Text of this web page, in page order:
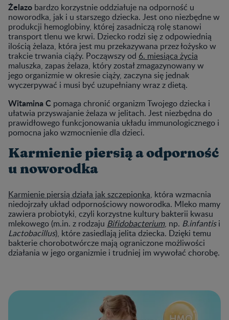
Żelazo bardzo korzystnie oddziałuje na odporność u
noworodka, jak i u starszego dziecka. Jest ono niezbędne w
produkcji hemoglobiny, której zasadniczą rolę stanowi
transport tlenu we krwi. Dziecko rodzi się z odpowiednią
ilością żelaza, która jest mu przekazywana przez łożysko w
trakcie trwania ciąży. Począwszy od 6. miesiąca życia
maluszka, zapas żelaza, który został zmagazynowany w
jego organizmie w okresie ciąży, zaczyna się jednak
wyczerpywać i musi być uzupełniany wraz z dietą.
Witamina C pomaga chronić organizm Twojego dziecka i
ułatwia przyswajanie żelaza w jelitach. Jest niezbędna do
prawidłowego funkcjonowania układu immunologicznego i
pomocna jako wzmocnienie dla dzieci.
Karmienie piersią a odporność
u noworodka
Karmienie piersią działa jak szczepionka, która wzmacnia
niedojrzały układ odpornościowy noworodka. Mleko mamy
zawiera probiotyki, czyli korzystne kultury bakterii kwasu
mlekowego (m.in. z rodzaju Bifidobacterium, np. B.infantisi
Lactobacillus), które zasiedlają jelita dziecka. Dzięki temu
bakterie chorobotwórcze mają ograniczone możliwości
działania w jego organizmie i trudniej im wywołać chorobę.